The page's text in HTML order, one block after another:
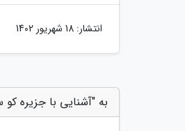
انتشار: 18 شهریور 1402
به "آشنایی با جزیره کو